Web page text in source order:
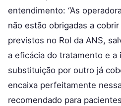
entendimento: “As
não estão obrigadas a
previstos no Rol da ANS,
a eficácia do tratamento e a
substituição por outro já
encaixa perfeitamente
recomendado para